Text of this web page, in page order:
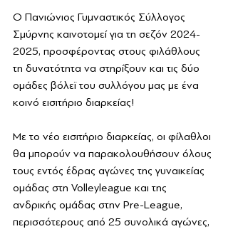
Ο Πανιώνιος Γυμναστικός Σύλλογος
Σμύρνης καινοτομεί για τη σεζόν 2024-
2025, προσφέροντας στους φιλάθλους
τη δυνατότητα να στηρίξουν και τις δύο
ομάδες βόλεϊ του συλλόγου μας με ένα
κοινό εισιτήριο διαρκείας!
Με το νέο εισιτήριο διαρκείας, οι φίλαθλοι
θα μπορούν να παρακολουθήσουν όλους
τους εντός έδρας αγώνες της γυναικείας
ομάδας στη Volleyleague και της
ανδρικής ομάδας στην Pre-League,
περισσότερους από 25 συνολικά αγώνες,